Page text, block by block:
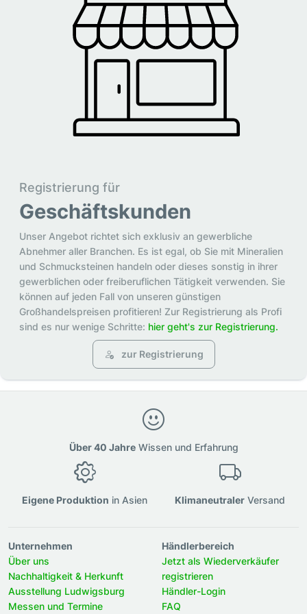
Registrierung für
Geschäftskunden
Unser Angebot richtet sich exklusiv an gewerbliche
Abnehmer aller Branchen. Es ist egal, ob Sie mit Mineralien
und Schmucksteinen handeln oder dieses sonstig in ihrer
gewerblichen oder freiberuflichen Tätigkeit verwenden. Sie
können auf jeden Fall von unseren günstigen
Großhandelspreisen profitieren! Zur Registrierung als Profi
sind es nur wenige Schritte: hier geht's zur Registrierung.
zur Registrierung
Über 40 JahreWissen und Erfahrung
Eigene Produktion in Asien Klimaneutraler Versand
Unternehmen
Über uns
Nachhaltigkeit & Herkunft
Ausstellung Ludwigsburg
Messen und Termine
Händlerbereich
Jetzt als Wiederverkäufer
registrieren
Händler-Login
FAQ